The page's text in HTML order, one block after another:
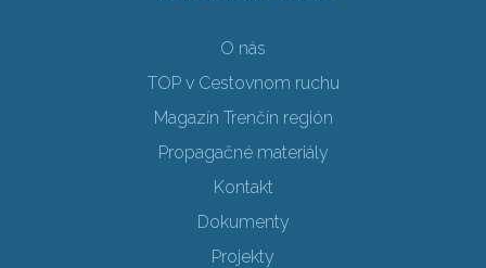
O nás
TOP v Cestovnom ruchu
Magazín Trenčín región
Propagačné materiály
Kontakt
Dokumenty
Projekty